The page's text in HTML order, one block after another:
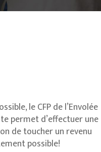
le CFP de l’Envolée
permet d’effectuer une
de toucher un revenu
possible!